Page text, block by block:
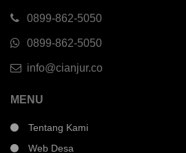
0899-862-5050
0899-862-5050
info@cianjur.co
MENU
Tentang Kami
Web Desa